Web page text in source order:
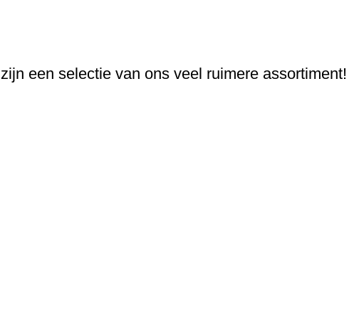
een selectie van ons veel ruimere assortiment!